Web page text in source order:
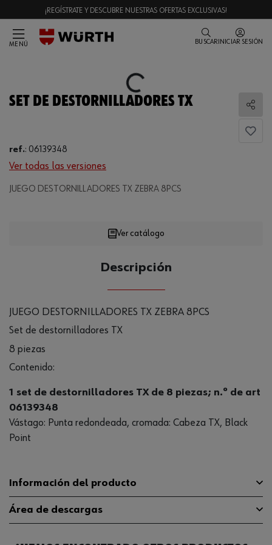
¡REGÍSTRATE Y DESCUBRE NUESTRAS OFERTAS EXCLUSIVAS!
MENÚ BUSCAR INICIAR SESIÓN
Loading...
SET DE DESTORNILLADORES TX
ref.: 06139348
Ver todas las versiones
JUEGO DESTORNILLADORES TX ZEBRA 8PCS
Loading...
Ver catálogo
Descripción
JUEGO DESTORNILLADORES TX ZEBRA 8PCS
Set de destornilladores TX
8 piezas
Contenido:
1 set de destornilladores TX de 8 piezas; n.º de art
06139348
Vástago: Punta redondeada, cromada: Cabeza TX, Black
Point
Información del producto
8 Uds
Área de descargas